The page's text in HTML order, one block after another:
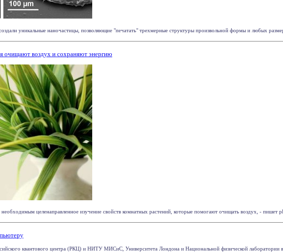
уникальные наночастицы, позволяющие "печатать" трехмерные структуры произвольной формы и любых
очищают воздух и сохраняют энергию
целенаправленное изучение свойств комнатных растений, которые помогают очищать воздух, - пишет
квантового центра (РКЦ) и НИТУ МИСиС, Университета Лондона и Национальной физической лаборатории в